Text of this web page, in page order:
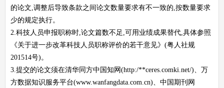
的论文,调整后导致条款之间论文数量要求有不一致的,按数量要求
少的规定执行。
2.科技人员申报职称时,论文篇数不足,可用业绩成果替代,具体参照
《关于进一步改革科技人员职称评价的若干意见》(粤人社规
201514号)。
3.提交的论文须在清华同方中国知网(http:/**ceres.comki.net/)、万
方数据知识服务平台(www.wanfangdata.com.cn)、中国期刊网